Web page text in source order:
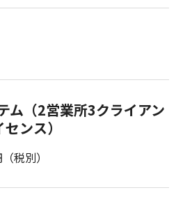
ム（2営業所3クライアン
ンス）
税別）